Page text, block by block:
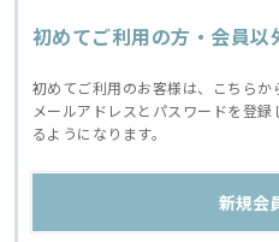
初めてご利用の方・会員以
初めてご利用のお客様は、こちらか
メールアドレスとパスワードを登
るようになります。